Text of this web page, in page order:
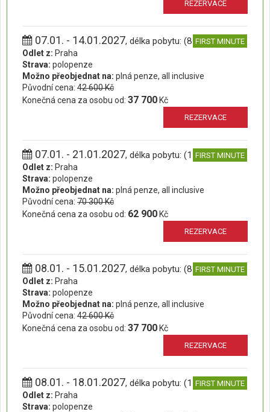
REZERVACE
07.01. - 14.01.2027, délka pobytu: (8 dní)FIRST MINUTE
Odlet z: Praha
Strava: polopenze
Možno přeobjednat na: plná penze, all inclusive
Původní cena: 42 600 Kč
Konečná cena za osobu od: 37 700 Kč
REZERVACE
07.01. - 21.01.2027, délka pobytu: (15 dní)FIRST MINUTE
Odlet z: Praha
Strava: polopenze
Možno přeobjednat na: plná penze, all inclusive
Původní cena: 70 300 Kč
Konečná cena za osobu od: 62 900 Kč
REZERVACE
08.01. - 15.01.2027, délka pobytu: (8 dní)FIRST MINUTE
Odlet z: Praha
Strava: polopenze
Možno přeobjednat na: plná penze, all inclusive
Původní cena: 42 600 Kč
Konečná cena za osobu od: 37 700 Kč
REZERVACE
08.01. - 18.01.2027, délka pobytu: (11 dní)FIRST MINUTE
Odlet z: Praha
Strava: polopenze